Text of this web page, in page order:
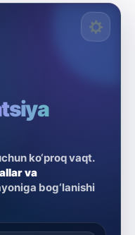
ko‘proq vaqt.
va
bog‘lanishi